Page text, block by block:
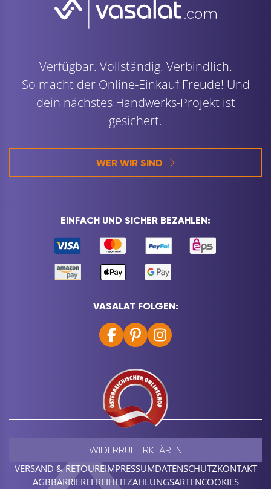
Verfügbar. Vollständig. Verbindlich.
So macht der Online-Einkauf Freude! Und
dein nächstes Handwerks-Projekt ist
gesichert.
WER WIR SIND
EINFACH UND SICHER BEZAHLEN:
VASALAT FOLGEN:
VERSAND & RETOUREIMPRESSUMDATENSCHUTZKONTAKT
AGBBARRIEREFREIHEITZAHLUNGSARTENCOOKIES
WIDERRUF ERKLÄREN